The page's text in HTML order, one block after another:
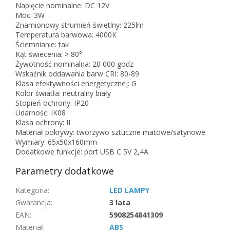
Napięcie nominalne: DC 12V
Moc: 3W
Znamionowy strumień świetlny: 225lm
Temperatura barwowa: 4000K
Ściemnianie: tak
Kąt świecenia: > 80°
Żywotność nominalna: 20 000 godz
Wskaźnik oddawania barw CRI: 80-89
Klasa efektywności energetycznej: G
Kolor światła: neutralny biały
Stopień ochrony: IP20
Udarność: IK08
Klasa ochrony: II
Materiał pokrywy: tworzywo sztuczne matowe/satynowe
Wymiary: 65x50x160mm
Dodatkowe funkcje: port USB C 5V 2,4A
Parametry dodatkowe
Kategoria:
LED LAMPY
Gwarancja:
3 lata
EAN:
5908254841309
Materiał:
ABS